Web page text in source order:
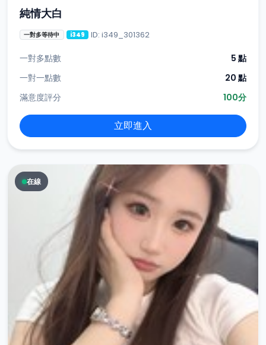
純情大白
一對多等待中 i349 ID: i349_301362
一對多點數
5 點
一對一點數
20 點
滿意度評分
100分
立即進入
在線